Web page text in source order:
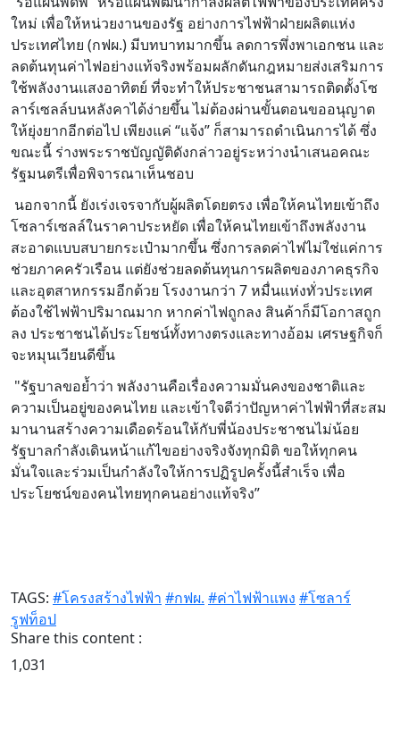
ใหม่ เพื่อให้หน่วยงานของรัฐ อย่างการไฟฟ้าฝ่ายผลิตแห่ง
ประเทศไทย (กฟผ.) มีบทบาทมากขึ้น ลดการพึ่งพาเอกชน และ
ลดต้นทุนค่าไฟอย่างแท้จริงพร้อมผลักดันกฎหมายส่งเสริมการ
ใช้พลังงานแสงอาทิตย์ ที่จะทำให้ประชาชนสามารถติดตั้งโซ
ลาร์เซลล์บนหลังคาได้ง่ายขึ้น ไม่ต้องผ่านขั้นตอนขออนุญาต
ให้ยุ่งยากอีกต่อไป เพียงแค่ “แจ้ง” ก็สามารถดำเนินการได้ ซึ่ง
ขณะนี้ ร่างพระราชบัญญัติดังกล่าวอยู่ระหว่างนำเสนอคณะ
รัฐมนตรีเพื่อพิจารณาเห็นชอบ
นอกจากนี้ ยังเร่งเจรจากับผู้ผลิตโดยตรง เพื่อให้คนไทยเข้าถึง
โซลาร์เซลล์ในราคาประหยัด เพื่อให้คนไทยเข้าถึงพลังงาน
สะอาดแบบสบายกระเป๋ามากขึ้น ซึ่งการลดค่าไฟไม่ใช่แค่การ
ช่วยภาคครัวเรือน แต่ยังช่วยลดต้นทุนการผลิตของภาคธุรกิจ
และอุตสาหกรรมอีกด้วย โรงงานกว่า 7 หมื่นแห่งทั่วประเทศ
ต้องใช้ไฟฟ้าปริมาณมาก หากค่าไฟถูกลง สินค้าก็มีโอกาสถูก
ลง ประชาชนได้ประโยชน์ทั้งทางตรงและทางอ้อม เศรษฐกิจก็
จะหมุนเวียนดีขึ้น
"รัฐบาลขอย้ำว่า พลังงานคือเรื่องความมั่นคงของชาติและ
ความเป็นอยู่ของคนไทย และเข้าใจดีว่าปัญหาค่าไฟฟ้าที่สะสม
มานานสร้างความเดือดร้อนให้กับพี่น้องประชาชนไม่น้อย
รัฐบาลกำลังเดินหน้าแก้ไขอย่างจริงจังทุกมิติ ขอให้ทุกคน
มั่นใจและร่วมเป็นกำลังใจให้การปฏิรูปครั้งนี้สำเร็จ เพื่อ
ประโยชน์ของคนไทยทุกคนอย่างแท้จริง”
TAGS: #โครงสร้างไฟฟ้า #กฟผ. #ค่าไฟฟ้าแพง #โซลาร์
รูฟท็อป
Share this content :
1,031